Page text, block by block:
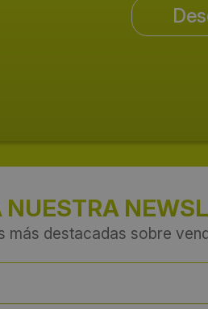
NUESTRA
más destacadas sobre